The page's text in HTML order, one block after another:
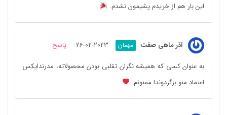
این بار هم از خریدم پشیمون نشدم.
آذر ماهی صفت مهمان 2023-02-26 پاسخ
به عنوان کسی که همیشه نگران تقلبی بودن محصولاته، مدرندایکس
اعتماد منو برگردوند! ممنونم.